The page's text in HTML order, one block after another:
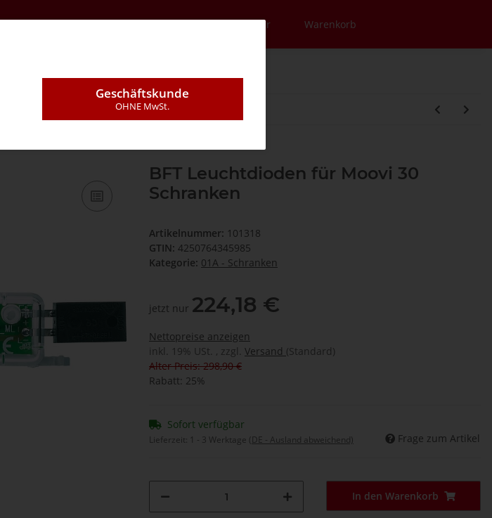
E-Mail Montageleistungen Newsletter Warenkorb
BFT Leuchtdioden für Moovi 30
Schranken
Artikelnummer: 101318
GTIN: 4250764345985
Kategorie: 01A - Schranken
jetzt nur 224,18 €
Nettopreise anzeigen
inkl. 19% USt. , zzgl. Versand (Standard)
Alter Preis: 298,90 €
Rabatt: 25%
Sofort verfügbar
Lieferzeit: 1 - 3 Werktage (DE - Ausland abweichend) Frage zum Artikel
In den Warenkorb
Geschäftskunde
OHNE MwSt.